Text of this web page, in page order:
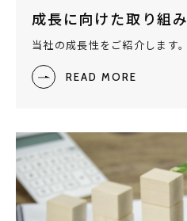
成長に向けた取り組み
当社の成長性をご紹介します。
READ MORE